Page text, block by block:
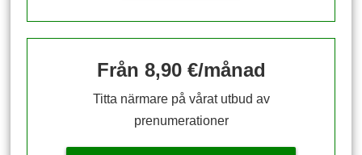
Från 8,90 €/månad
Titta närmare på vårat utbud av
prenumerationer